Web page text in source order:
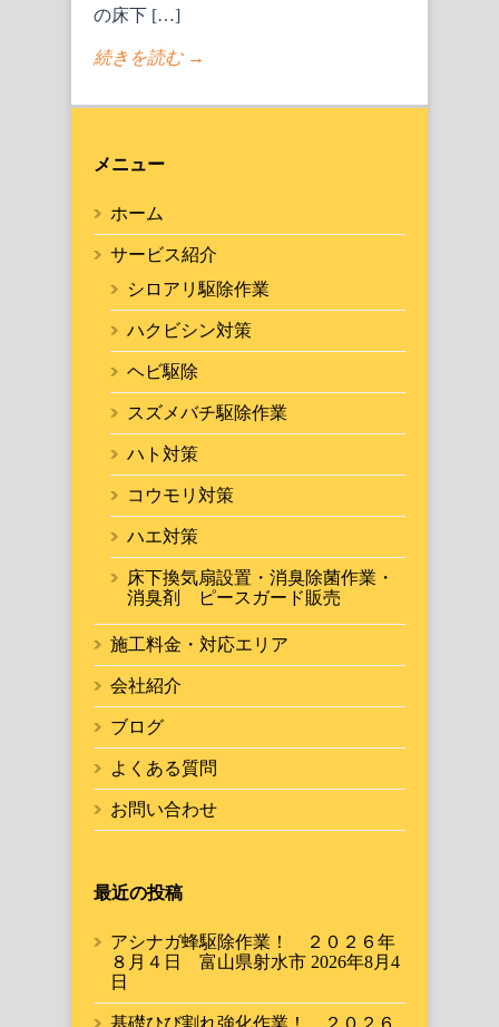
の床下 […]
続きを読む →
メニュー
ホーム
サービス紹介
シロアリ駆除作業
ハクビシン対策
ヘビ駆除
スズメバチ駆除作業
ハト対策
コウモリ対策
ハエ対策
床下換気扇設置・消臭除菌作業・
消臭剤 ピースガード販売
施工料金・対応エリア
会社紹介
ブログ
よくある質問
お問い合わせ
最近の投稿
アシナガ蜂駆除作業！ ２０２６年
８月４日 富山県射水市 2026年8月4
日